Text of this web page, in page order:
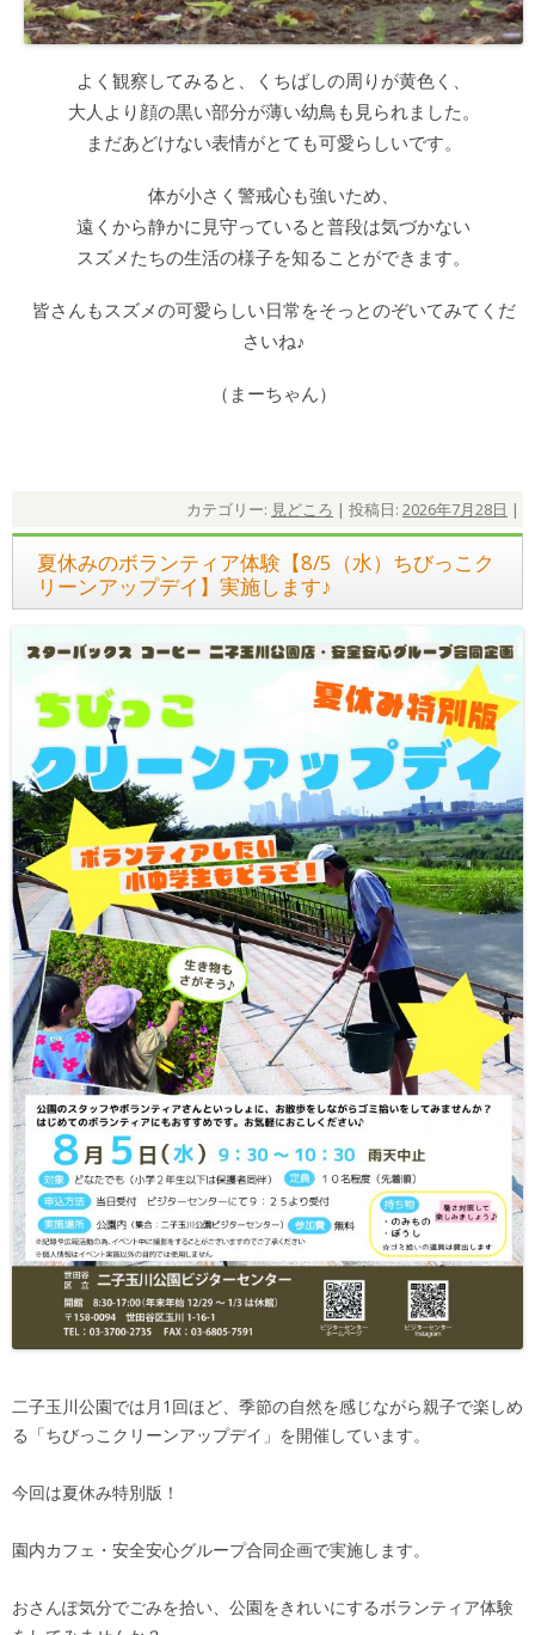
よく観察してみると、くちばしの周りが黄色く、
大人より顔の黒い部分が薄い幼鳥も見られました。
まだあどけない表情がとても可愛らしいです。
体が小さく警戒心も強いため、
遠くから静かに見守っていると普段は気づかない
スズメたちの生活の様子を知ることができます。
皆さんもスズメの可愛らしい日常をそっとのぞいてみてくだ
さいね♪
（まーちゃん）
カテゴリー: 見どころ | 投稿日: 2026年7月28日 |
夏休みのボランティア体験【8/5（水）ちびっこク
リーンアップデイ】実施します♪
二子玉川公園では月1回ほど、 季節の自然を感じながら親子で楽しめ
る「ちびっこクリーンアップデイ」を開催しています。
今回は夏休み特別版！
園内カフェ・安全安心グループ合同企画で実施します。
おさんぽ気分でごみを拾い、 公園をきれいにするボランティア体験